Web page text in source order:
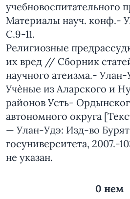
учебновоспитательного
Материалы науч. конф.-
С.9-11.
Религиозные
их вред // Сборник
научного атеизма.- Улан-
Учѐные из Аларского и
районов Усть-
автономного округа
— Улан-Удэ: Изд-во
госуниверситета, 2007.-
не указан.
0 нем